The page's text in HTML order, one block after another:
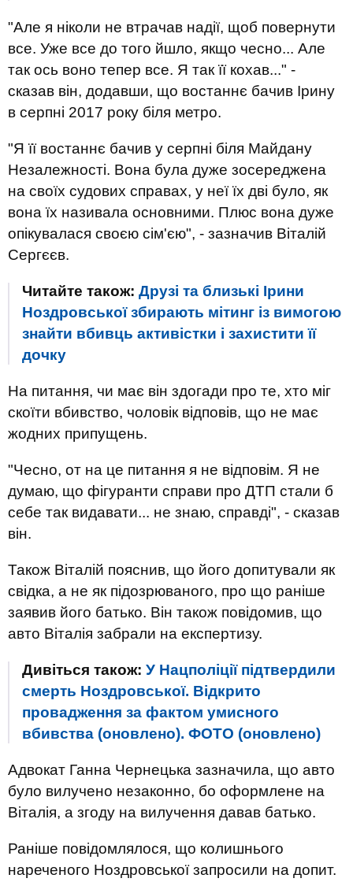
"Але я ніколи не втрачав надії, щоб повернути
все. Уже все до того йшло, якщо чесно... Але
так ось воно тепер все. Я так її кохав..." -
сказав він, додавши, що востаннє бачив Ірину
в серпні 2017 року біля метро.
"Я її востаннє бачив у серпні біля Майдану
Незалежності. Вона була дуже зосереджена
на своїх судових справах, у неї їх дві було, як
вона їх називала основними. Плюс вона дуже
опікувалася своєю сім'єю", - зазначив Віталій
Сергєєв.
Читайте також: Друзі та близькі Ірини
Ноздровської збирають мітинг із вимогою
знайти вбивць активістки і захистити її
дочку
На питання, чи має він здогади про те, хто міг
скоїти вбивство, чоловік відповів, що не має
жодних припущень.
"Чесно, от на це питання я не відповім. Я не
думаю, що фігуранти справи про ДТП стали б
себе так видавати... не знаю, справді", - сказав
він.
Також Віталій пояснив, що його допитували як
свідка, а не як підозрюваного, про що раніше
заявив його батько. Він також повідомив, що
авто Віталія забрали на експертизу.
Дивіться також: У Нацполіції підтвердили
смерть Ноздровської. Відкрито
провадження за фактом умисного
вбивства (оновлено). ФОТО (оновлено)
Адвокат Ганна Чернецька зазначила, що авто
було вилучено незаконно, бо оформлене на
Віталія, а згоду на вилучення давав батько.
Раніше повідомлялося, що колишнього
нареченого Ноздровської запросили на допит.